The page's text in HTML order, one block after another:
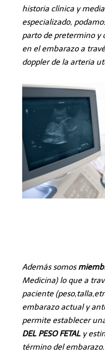
historia clínica y
especializado,
parto de pretermino y
en el embarazo a
doppler de la arteria
Además somos
Medicina) lo que a
paciente
embarazo actual y
permite establecer
DEL PESO FETALy
término del embarazo.